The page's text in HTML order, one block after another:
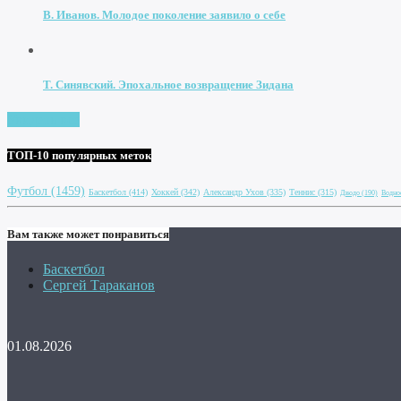
В. Иванов. Молодое поколение заявило о себе
Т. Синявский. Эпохальное возвращение Зидана
ТОП-10 популярных меток
Футбол (1459) Баскетбол (414) Хоккей (342) Александр Ухов (335) Теннис (315) Дзюдо (190)
Вам также может понравиться
Баскетбол
Сергей Тараканов
01.08.2026